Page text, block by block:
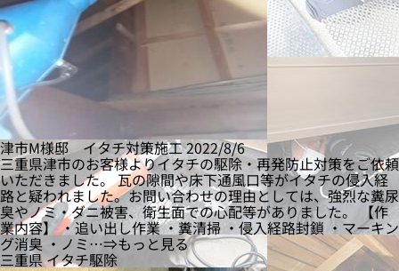
津市M様邸 イタチ対策施工2022/8/6
三重県津市のお客様よりイタチの駆除・再発防止対策をご依頼
いただきました。 瓦の隙間や床下通風口等がイタチの侵入経
路と疑われました。お問い合わせの理由としては、強烈な糞尿
臭やノミ・ダニ被害、衛生面での心配等がありました。 【作
業内容】 ・追い出し作業 ・糞清掃 ・侵入経路封鎖 ・マーキン
グ消臭 ・ノミ…⇒もっと見る
三重県イタチ駆除